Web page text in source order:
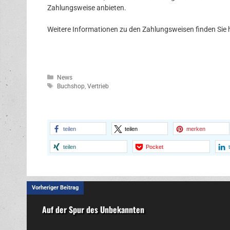
Zahlungsweise anbieten.
Weitere Informationen zu den Zahlungsweisen finden Sie
Kategorien
News
Schlagwörter
Buchshop ,Vertrieb
teilen teilen merken
teilen Pocket
Vorheriger Beitrag
Auf der Spur des Unbekannten